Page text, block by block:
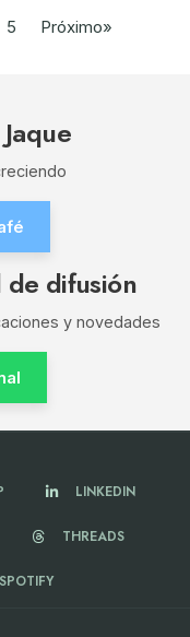
5 Próximo»
de difusión
y novedades
LINKEDIN
THREADS
SPOTIFY